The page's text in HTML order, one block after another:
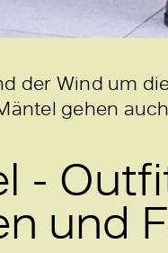
der Wind um
gehen
-
und